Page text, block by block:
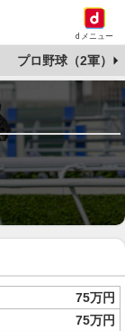
dメニュー
プロ野球（2軍）
75万円
75万円